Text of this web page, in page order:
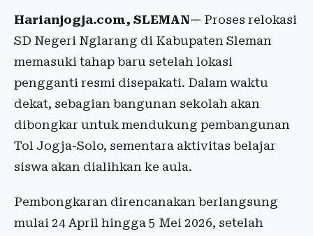
Harianjogja.com, SLEMAN— Proses relokasi
SD Negeri Nglarang di Kabupaten Sleman
memasuki tahap baru setelah lokasi
pengganti resmi disepakati. Dalam waktu
dekat, sebagian bangunan sekolah akan
dibongkar untuk mendukung pembangunan
Tol Jogja-Solo, sementara aktivitas belajar
siswa akan dialihkan ke aula.
Pembongkaran direncanakan berlangsung
mulai 24 April hingga 5 Mei 2026, setelah